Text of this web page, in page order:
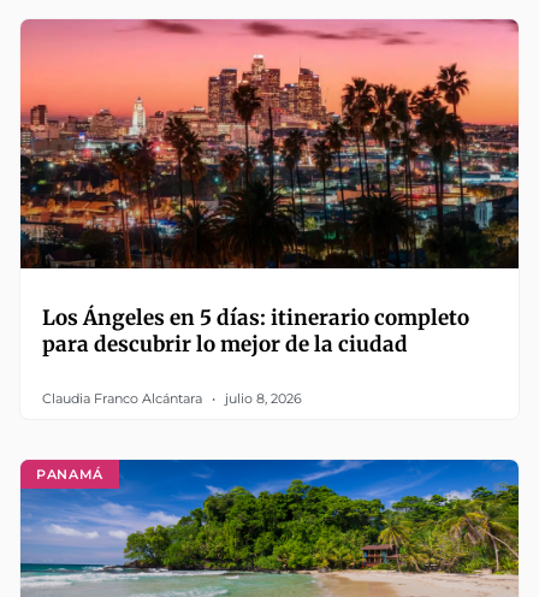
Los Ángeles en 5 días: itinerario completo
para descubrir lo mejor de la ciudad
Claudia Franco Alcántara julio 8, 2026
PANAMÁ